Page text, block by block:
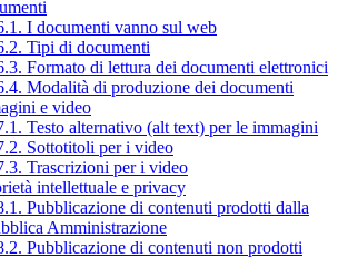
I documenti vanno sul web
Tipi di documenti
Formato di lettura dei documenti elettronici
Modalità di produzione dei documenti
e video
Testo alternativo (alt text) per le immagini
Sottotitoli per i video
Trascrizioni per i video
intellettuale e privacy
Pubblicazione di contenuti prodotti dalla
Amministrazione
Pubblicazione di contenuti non prodotti